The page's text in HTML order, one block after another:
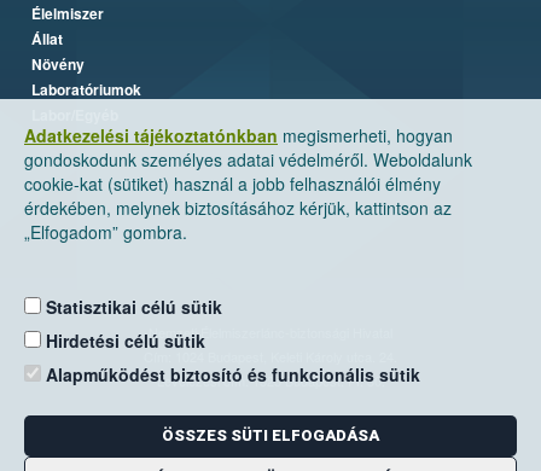
Adatkezelési tájékoztatónkban megismerheti, hogyan
gondoskodunk személyes adatai védelméről. Weboldalunk
cookie-kat (sütiket) használ a jobb felhasználói élmény
érdekében, melynek biztosításához kérjük, kattintson az
„Elfogadom” gombra.
Statisztikai célú sütik
Hirdetési célú sütik
Alapműködést biztosító és funkcionális sütik
ÖSSZES SÜTI ELFOGADÁSA
Élelmiszer
Állat
Növény
Laboratóriumok
Nemzeti Élelmiszerlánc-biztonsági Hivatal
Levelezési cím: 1525 Budapest. Pf. 30.
E-mail:ugyfelszolgalat@nebih.gov.hu